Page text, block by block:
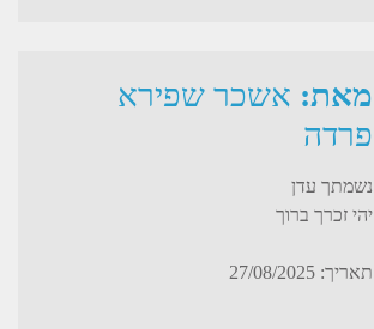
מאת: אשכר שפירא
פרדה
נשמתך עדן
יהי זכרך ברוך
תאריך: 27/08/2025